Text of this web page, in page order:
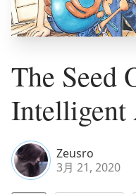
The
Intelligent
Zeusro
3月 21, 2020